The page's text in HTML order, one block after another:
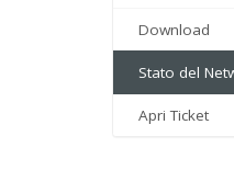
Download
Stato del
Apri Ticket